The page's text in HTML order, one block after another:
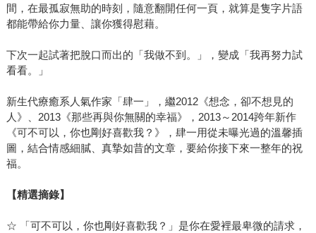
間，在最孤寂無助的時刻，隨意翻開任何一頁，就算是隻字片語
都能帶給你力量、讓你獲得慰藉。
下次一起試著把脫口而出的「我做不到。」，變成「我再努力試
看看。」
新生代療癒系人氣作家「肆一」，繼2012《想念，卻不想見的
人》、2013《那些再與你無關的幸福》，2013～2014跨年新作
《可不可以，你也剛好喜歡我？》，肆一用從未曝光過的溫馨插
圖，結合情感細膩、真摯如昔的文章，要給你接下來一整年的祝
福。
【精選摘錄】
☆ 「可不可以，你也剛好喜歡我？」是你在愛裡最卑微的請求，